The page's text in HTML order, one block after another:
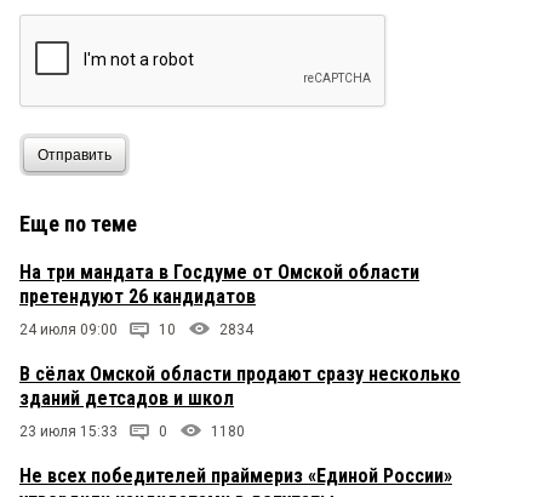
Отправить
Еще по теме
На три мандата в Госдуме от Омской области
претендуют 26 кандидатов
24 июля 09:00 10 2834
В сёлах Омской области продают сразу несколько
зданий детсадов и школ
23 июля 15:33 0 1180
Не всех победителей праймериз «Единой России»